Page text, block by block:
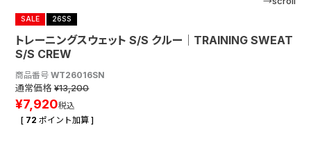
SALE 26SS
トレーニングスウェット S/S クルー│TRAINING SWEAT
S/S CREW
商品番号 WT26016SN
通常価格 ¥13,200
¥7,920税込
[ 72 ポイント加算 ]